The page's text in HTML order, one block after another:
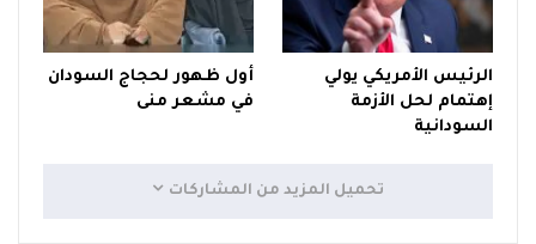
الرئيس الأمريكي يولي
إهتمام لحل الأزمة
السودانية
أول ظهور لحجاج السودان
في مشعر منى
تحميل المزيد من المشاركات